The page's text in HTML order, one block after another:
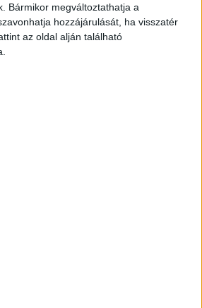
Bármikor megváltoztathatja a
hozzájárulását, ha visszatér
az oldal alján található